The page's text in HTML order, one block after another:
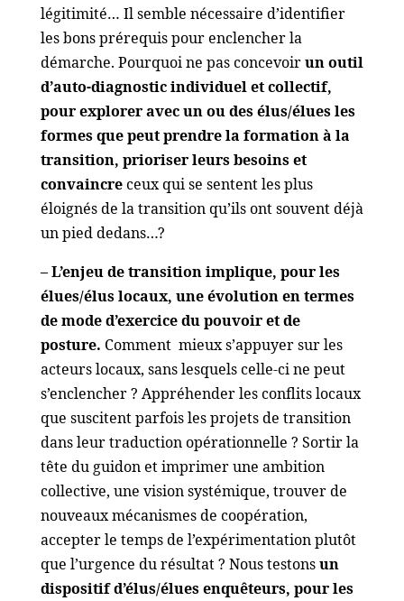
légitimité… Il semble nécessaire d’identifier
les bons prérequis pour enclencher la
démarche. Pourquoi ne pas concevoirun outil
d’auto-diagnostic individuel et collectif,
pour explorer avec un ou des élus/élues les
formes que peut prendre la formation à la
transition, prioriser leurs besoins et
convaincreceux qui se sentent les plus
éloignés de la transition qu’ils ont souvent déjà
un pied dedans…?
– L’enjeu de transition implique, pour les
élues/élus locaux, une évolution en termes
de mode d’exercice du pouvoir et de
posture. Comment mieux s’appuyer sur les
acteurs locaux, sans lesquels celle-ci ne peut
s’enclencher ? Appréhender les conflits locaux
que suscitent parfois les projets de transition
dans leur traduction opérationnelle ? Sortir la
tête du guidon et imprimer une ambition
collective, une vision systémique, trouver de
nouveaux mécanismes de coopération,
accepter le temps de l’expérimentation plutôt
que l’urgence du résultat ? Nous testonsun
dispositif d’élus/élues enquêteurs, pour les